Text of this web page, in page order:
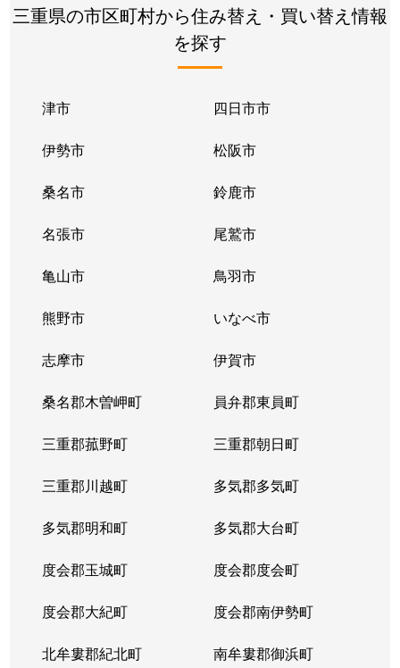
三重県の市区町村から住み替え・買い替え情報
を探す
津市 四日市市
伊勢市 松阪市
桑名市 鈴鹿市
名張市 尾鷲市
亀山市 鳥羽市
熊野市 いなべ市
志摩市 伊賀市
桑名郡木曽岬町 員弁郡東員町
三重郡菰野町 三重郡朝日町
三重郡川越町 多気郡多気町
多気郡明和町 多気郡大台町
度会郡玉城町 度会郡度会町
度会郡大紀町 度会郡南伊勢町
北牟婁郡紀北町 南牟婁郡御浜町